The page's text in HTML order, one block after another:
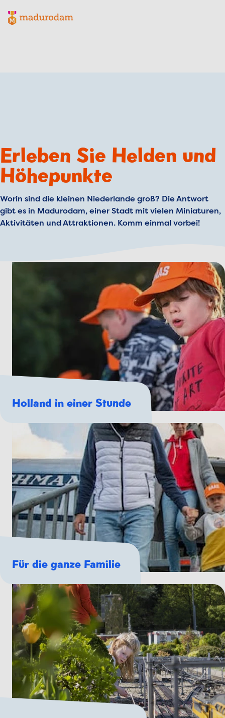
Madurodam-Logo, zur Homepage
Erleben Sie Helden und
Höhepunkte
Worin sind die kleinen Niederlande groß? Die Antwort
gibt es in Madurodam, einer Stadt mit vielen Miniaturen,
Aktivitäten und Attraktionen. Komm einmal vorbei!
Holland in einer Stunde
Für die ganze Familie